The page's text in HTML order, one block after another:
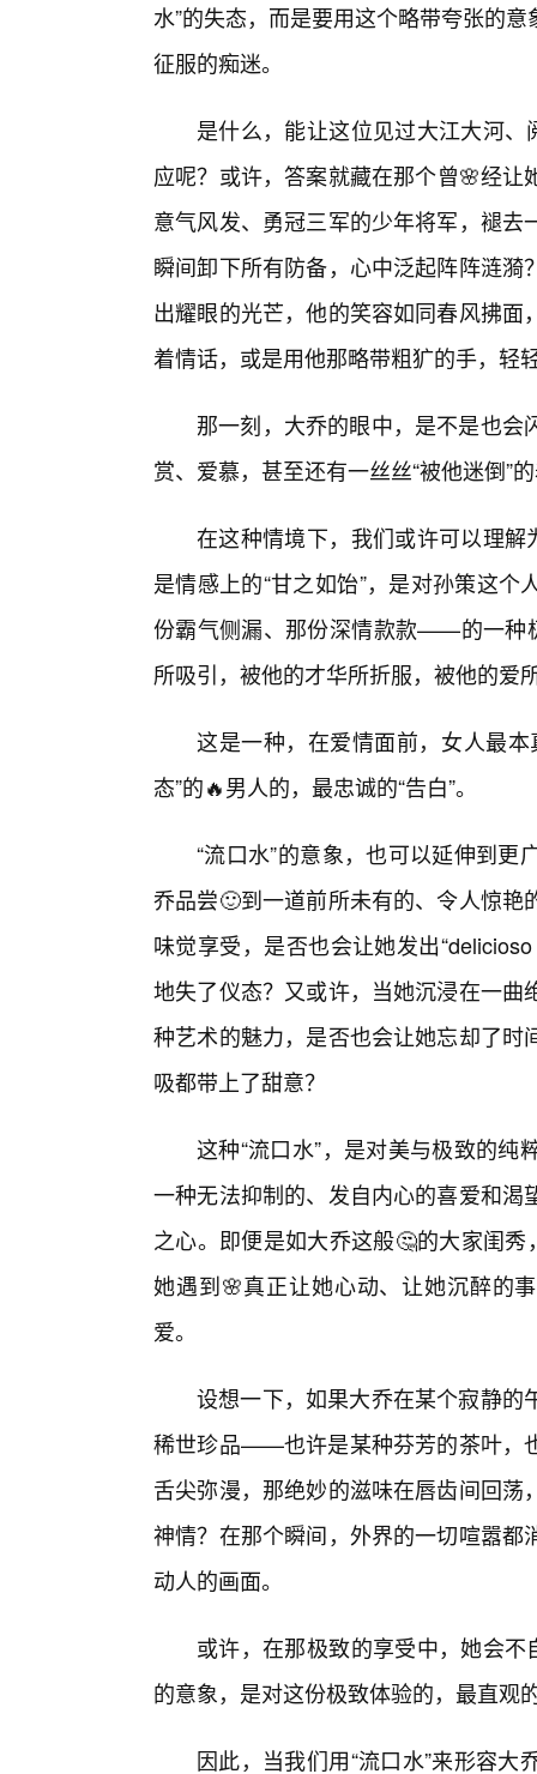
水”的失态，而是要用这个略带夸张的
征服的痴迷。
是什么，能让这位见过大江大河、
应呢？或许，答案就藏在那个曾🌸经
意气风发、勇冠三军的少年将军，褪
瞬间卸下所有防备，心中泛起阵阵涟
出耀眼的光芒，他的笑容如同春风拂
着情话，或是用他那略带粗犷的手，轻
那一刻，大乔的眼中，是不是也
赏、爱慕，甚至还有一丝丝“被他迷倒”
在这种情境下，我们或许可以理解
是情感上的“甘之如饴”，是对孙策这
份霸气侧漏、那份深情款款——的一种
所吸引，被他的才华所折服，被他的爱
这是一种，在爱情面前，女人最
态”的🔥男人的，最忠诚的“告白”。
“流口水”的意象，也可以延伸到
乔品尝🙂到一道前所未有的、令人惊
味觉享受，是否也会让她发出
地失了仪态？又或许，当她沉浸在一
种艺术的魅力，是否也会让她忘却了
吸都带上了甜意？
这种“流口水”，是对美与极致的
一种无法抑制的、发自内心的喜爱和
之心。即便是如大乔这般🤔的大家闺
她遇到🌸真正让她心动、让她沉醉的
爱。
设想一下，如果大乔在某个寂静的
稀世珍品——也许是某种芬芳的茶叶，
舌尖弥漫，那绝妙的滋味在唇齿间回
神情？在那个瞬间，外界的一切喧嚣
动人的画面。
或许，在那极致的享受中，她会不
的意象，是对这份极致体验的，最直观
因此，当我们用“流口水”来形容